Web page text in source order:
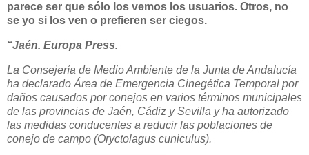
parece ser que sólo los vemos los usuarios. Otros, no
se yo si los ven o prefieren ser ciegos.
“Jaén. Europa Press.
La Consejería de Medio Ambiente de la Junta de Andalucía
ha declarado Área de Emergencia Cinegética Temporal por
daños causados por conejos en varios términos municipales
de las provincias de Jaén, Cádiz y Sevilla y ha autorizado
las medidas conducentes a reducir las poblaciones de
conejo de campo (Oryctolagus cuniculus).